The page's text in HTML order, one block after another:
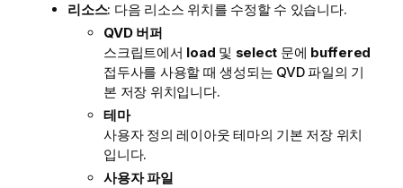
리소스: 다음 리소스 위치를 수정할 수 있습니다.
QVD 버퍼
스크립트에서 load 및 select 문에 buffered
접두사를 사용할 때 생성되는 QVD 파일의 기
본 저장 위치입니다.
테마
사용자 정의 레이아웃 테마의 기본 저장 위치
입니다.
사용자 파일